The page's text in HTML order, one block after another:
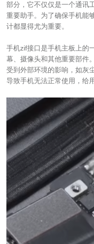
部分，它不仅仅是一个通讯
重要助手。为了确保手机能
计都显得尤为重要。
手机zif接口是手机主板上的
幕、摄像头和其他重要部件
受到外部环境的影响，如灰
导致手机无法正常使用，给